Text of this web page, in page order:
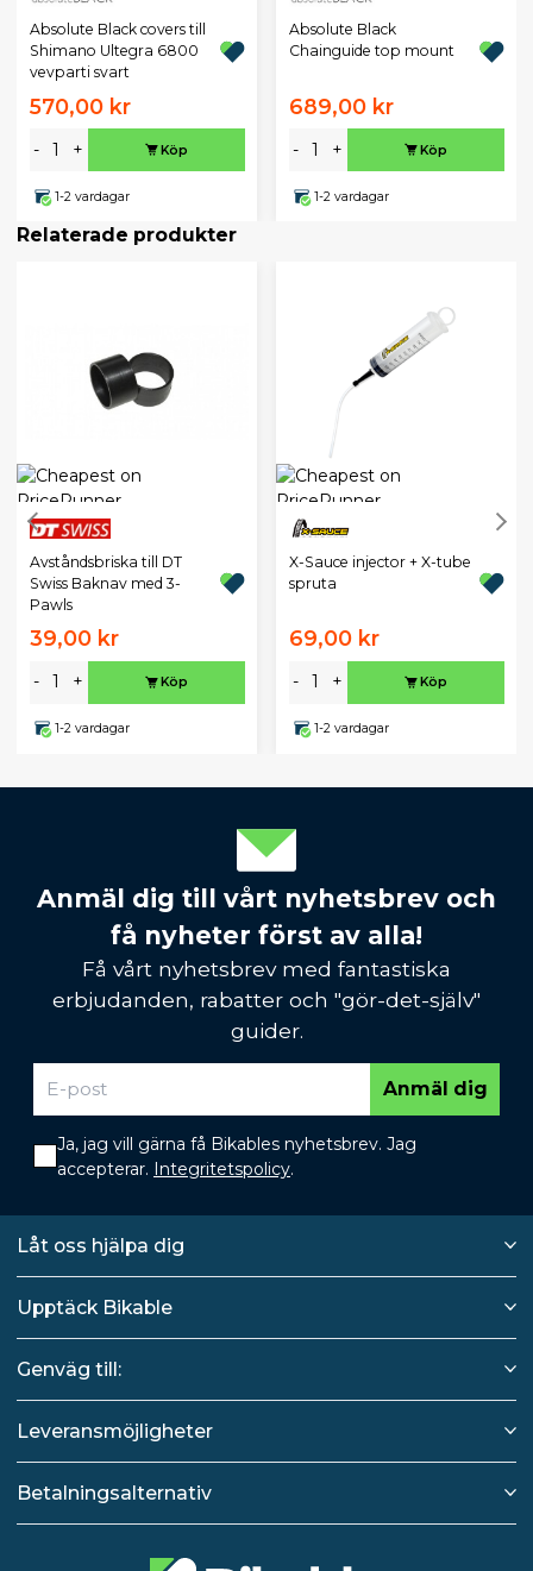
Absolute Black covers till
Shimano Ultegra 6800
vevparti svart
570,00 kr
- + Köp
1-2 vardagar
Absolute Black
Chainguide top mount
689,00 kr
- + Köp
1-2 vardagar
Relaterade produkter
Avståndsbriska till DT
Swiss Baknav med 3-
Pawls
39,00 kr
- + Köp
1-2 vardagar
X-Sauce injector + X-tube
spruta
69,00 kr
- + Köp
1-2 vardagar
Anmäl dig till vårt nyhetsbrev och
få nyheter först av alla!
Få vårt nyhetsbrev med fantastiska
erbjudanden, rabatter och "gör-det-själv"
guider.
Anmäl dig
Ja, jag vill gärna få Bikables nyhetsbrev. Jag
accepterar. Integritetspolicy.
Låt oss hjälpa dig
Upptäck Bikable
Genväg till:
Leveransmöjligheter
Betalningsalternativ